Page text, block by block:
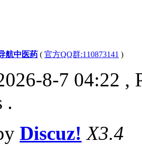
航中医药 ( 官方QQ群:110873141 )
8-7 04:22 ,
.
Discuz! X3.4